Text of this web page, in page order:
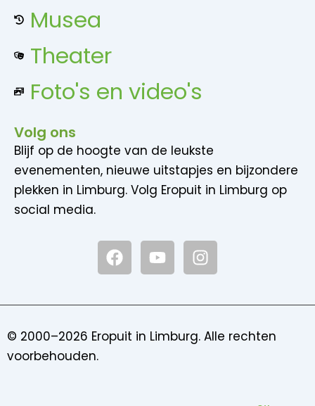
Musea
Theater
Foto's en video's
Volg ons
Blijf op de hoogte van de leukste
evenementen, nieuwe uitstapjes en bijzondere
plekken in Limburg. Volg Eropuit in Limburg op
social media.
F
a
c
o
Y
o
u
b
I
n
s
g
© 2000–2026 Eropuit in Limburg. Alle rechten
voorbehouden.